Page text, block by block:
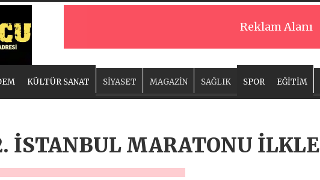
Reklam Alanı
KÜLTÜR SANAT SİYASET MAGAZİN SAĞLIK SPOR EĞİTİM
İSTANBUL MARATONU